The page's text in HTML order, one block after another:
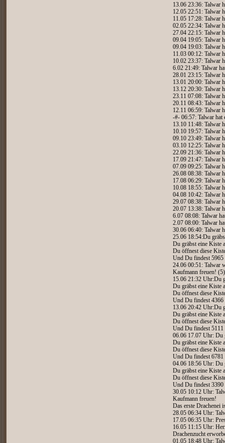
13.06 23:36: Talwar
12.05 22:51: Talwar
11.05 17:28: Talwar
02.05 22:34: Talwar
27.04 22:15: Talwar
09.04 19:05: Talwar
09.04 19:03: Talwar
11.03 00:12: Talwar
10.02 23:37: Talwar
6.02 21:49: Talwar
28.01 23:15: Talwar
13.01 20:00: Talwar
13.12 20:30: Talwar
23.11 07:08: Talwar
20.11 08:43: Talwar
12.11 06:59: Talwar
-#- 06:57: Talwar hat
13.10 11:48: Talwar
10.10 19:57: Talwar
09.10 23:49: Talwar
03.10 12:25: Talwar
22.09 21:36: Talwar
17.09 21:47: Talwar
07.09 09:25: Talwar
26.08 08:38: Talwar
17.08 06:29: Talwar
10.08 18:55: Talwar
04.08 10:42: Talwar
29.07 08:38: Talwar
20.07 13:38: Talwar
6.07 08:08: Talwar
2.07 08:00: Talwar
30.06 06:40: Talwar
25.06 18:54:Du
Du gräbst eine Kiste
Du öffnest diese
Und Du findest 5965
24.06 00:51: Talwar
Kaufmann freuen! (5)
15.06 21:32 Uhr:Du
Du gräbst eine Kiste
Du öffnest diese
Und Du findest 4366
13.06 20:42 Uhr:Du
Du gräbst eine Kiste
Du öffnest diese
Und Du findest 5111
06.06 17.07 Uhr: Du
Du gräbst eine Kiste
Du öffnest diese
Und Du findest 6781
04.06 18:56 Uhr: Du
Du gräbst eine Kiste
Du öffnest diese
Und Du findest 3390
30.05 10:12 Uhr:
Kaufmann freuen!
Das erste Drachenei
28.05 06:34 Uhr:
17.05 06:35 Uhr:
16.05 11:15 Uhr:
Drachenzucht
01.05 18:48 Uhr: